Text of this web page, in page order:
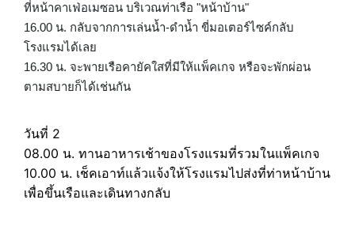
ที่หน้าคาเฟ่อเมซอน บริเวณท่าเรือ "หน้าบ้าน"
16.00 น. กลับจากการเล่นน้ำ-ดำน้ำ ขี่มอเตอร์ไซค์กลับ
โรงแรมได้เลย
16.30 น. จะพายเรือคายัคใสที่มีให้แพ็คเกจ หรือจะพักผ่อน
ตามสบายก็ได้เช่นกัน
วันที่ 2
08.00 น. ทานอาหารเช้าของโรงแรมที่รวมในแพ็คเกจ
10.00 น. เช็คเอาท์แล้วแจ้งให้โรงแรมไปส่งที่ท่าหน้าบ้าน
เพื่อขึ้นเรือและเดินทางกลับ